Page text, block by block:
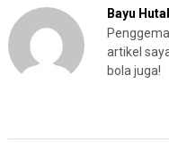
Bayu
artikel
bola juga!